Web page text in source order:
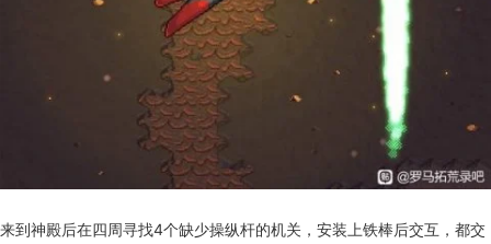
来到神殿后在四周寻找4个缺少操纵杆的机关，安装上铁棒后交互，都交